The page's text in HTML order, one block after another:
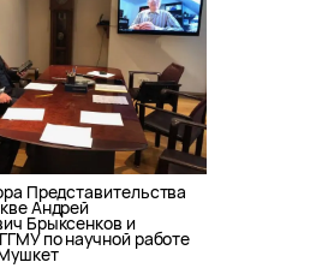
Представительства
Андрей
Брыксенков и
по научной работе